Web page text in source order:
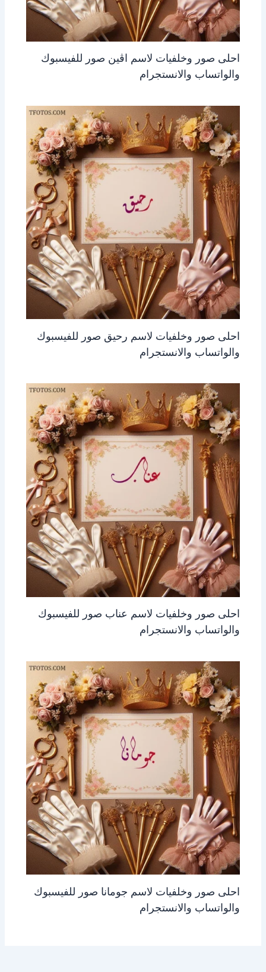
احلى صور وخلفيات لاسم اڤين صور للفيسبوك
والواتساب والانستجرام
احلى صور وخلفيات لاسم رحيق صور للفيسبوك
والواتساب والانستجرام
احلى صور وخلفيات لاسم عناب صور للفيسبوك
والواتساب والانستجرام
احلى صور وخلفيات لاسم جومانا صور للفيسبوك
والواتساب والانستجرام